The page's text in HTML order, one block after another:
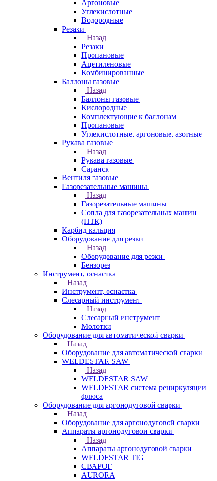
Аргоновые
Углекислотные
Водородные
Резаки
Назад
Резаки
Пропановые
Ацетиленовые
Комбинированные
Баллоны газовые
Назад
Баллоны газовые
Кислородные
Комплектующие к баллонам
Пропановые
Углекислотные, аргоновые, азотные
Рукава газовые
Назад
Рукава газовые
Саранск
Вентиля газовые
Газорезательные машины
Назад
Газорезательные машины
Сопла для газорезательных машин
(ПТК)
Карбид кальция
Оборудование для резки
Назад
Оборудование для резки
Бензорез
Инструмент, оснастка
Назад
Инструмент, оснастка
Слесарный инструмент
Назад
Слесарный инструмент
Молотки
Оборудование для автоматической сварки
Назад
Оборудование для автоматической сварки
WELDESTAR SAW
Назад
WELDESTAR SAW
WELDESTAR система рециркуляции
флюса
Оборудование для аргонодуговой сварки
Назад
Оборудование для аргонодуговой сварки
Аппараты аргонодуговой сварки
Назад
Аппараты аргонодуговой сварки
WELDESTAR TIG
СВАРОГ
AURORA